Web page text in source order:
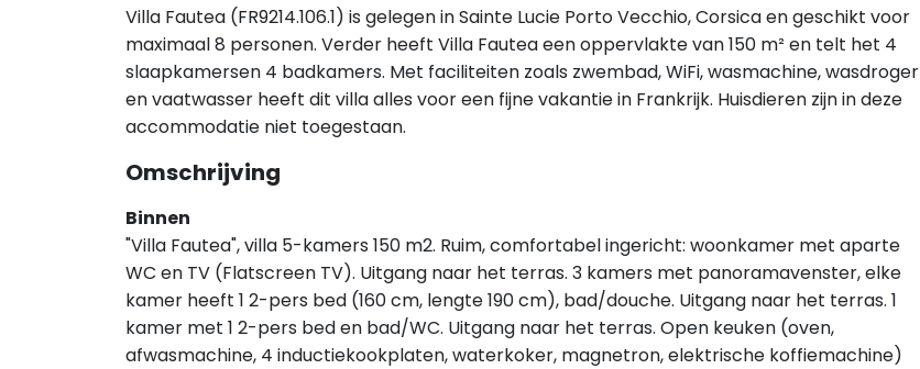
Villa Fautea (FR9214.106.1) is gelegen in Sainte Lucie Porto Vecchio, Corsica en geschikt voor
maximaal 8 personen. Verder heeft Villa Fautea een oppervlakte van 150 m² en telt het 4
slaapkamersen 4 badkamers. Met faciliteiten zoals zwembad, WiFi, wasmachine, wasdroger
en vaatwasser heeft dit villa alles voor een fijne vakantie in Frankrijk. Huisdieren zijn in deze
accommodatie niet toegestaan.
Omschrijving
Binnen
"Villa Fautea", villa 5-kamers 150 m2. Ruim, comfortabel ingericht: woonkamer met aparte
WC en TV (Flatscreen TV). Uitgang naar het terras. 3 kamers met panoramavenster, elke
kamer heeft 1 2-pers bed (160 cm, lengte 190 cm), bad/douche. Uitgang naar het terras. 1
kamer met 1 2-pers bed en bad/WC. Uitgang naar het terras. Open keuken (oven,
afwasmachine, 4 inductiekookplaten, waterkoker, magnetron, elektrische koffiemachine)